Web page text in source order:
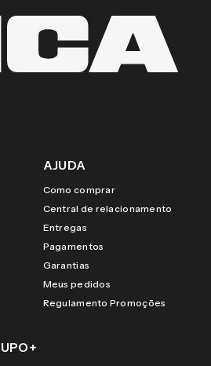
AJUDA
Como comprar
Central de relacionamento
Entregas
Pagamentos
Garantias
Meus pedidos
Regulamento Promoções
+